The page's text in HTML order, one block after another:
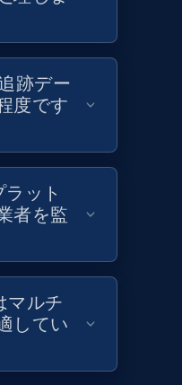
name, Price,
Description, and
今すぐ始める
Final price,
and more.
data on
跡デー
度です
ット
者を監
マルチ
してい